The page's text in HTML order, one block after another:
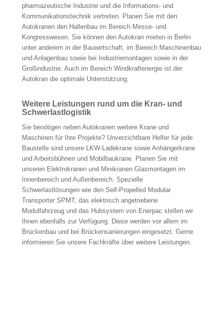
pharmazeutische Industrie und die Informations- und
Kommunikationstechnik vertreten. Planen Sie mit den
Autokranen den Hallenbau im Bereich Messe- und
Kongresswesen. Sie können den Autokran mieten in Berlin
unter anderem in der Bauwirtschaft, im Bereich Maschinenbau
und Anlagenbau sowie bei Industriemontagen sowie in der
Großindustrie. Auch im Bereich Windkraftenergie ist der
Autokran die optimale Unterstützung.
Weitere Leistungen rund um die Kran- und
Schwerlastlogistik
Sie benötigen neben Autokranen weitere Krane und
Maschinen für Ihre Projekte? Unverzichtbare Helfer für jede
Baustelle sind unsere LKW-Ladekrane sowie Anhängerkrane
und Arbeitsbühnen und Mobilbaukrane. Planen Sie mit
unseren Elektrokranen und Minikranen Glasmontagen im
Innenbereich und Außenbereich. Spezielle
Schwerlastlösungen wie den Self-Propelled Modular
Transporter SPMT, das elektrisch angetriebene
Modulfahrzeug und das Hubsystem von Enerpac stellen wir
Ihnen ebenfalls zur Verfügung. Diese werden vor allem im
Brückenbau und bei Brückensanierungen eingesetzt. Gerne
informieren Sie unsere Fachkräfte über weitere Leistungen.